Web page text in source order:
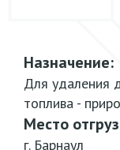
Назначение:
Для удаления
топлива -
Место
г. Барнаул